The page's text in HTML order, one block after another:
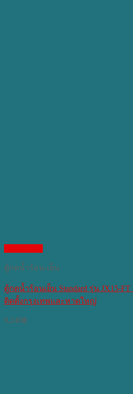
ตู้กดน้ำร้อน-เย็น
ตู้กดน้ำร้อนเย็น Standard รุ่น JX15-
ติดตั้งกรุงเทพและหาดใหญ่
9,240฿